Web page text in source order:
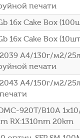
печати
16x Cake Box
16x Cake Box
A4/130г/м2/
печати
A4/150г/м2/
920T/B10A
RX:1310nm 20km